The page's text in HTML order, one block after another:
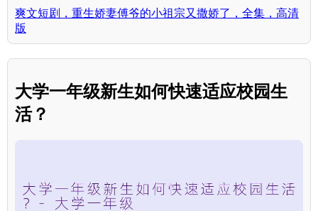
爽文短剧，重生娇妻傅爷的小祖宗又撒娇了，全集，高清
版
大学一年级新生如何快速适应校园生
活？